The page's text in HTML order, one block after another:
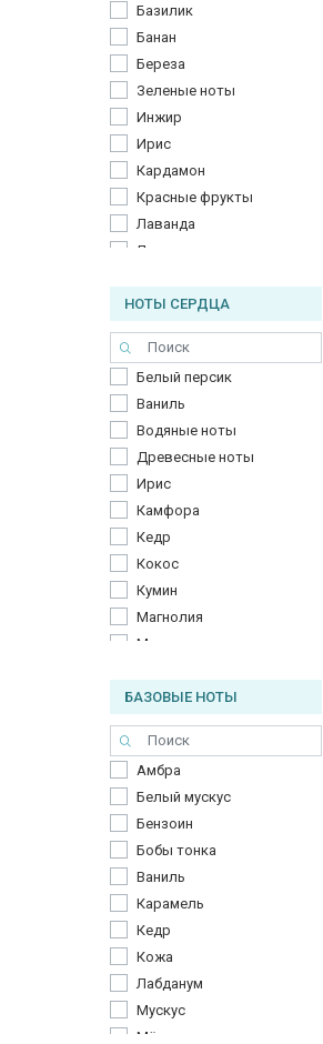
Базилик
Банан
Береза
Зеленые ноты
Инжир
Ирис
Кардамон
Красные фрукты
Лаванда
Лист томата
Персик
Роза
Розмарин
Розовый перец
Танжерин
Турецкая роза
Шафран
Эвкалипт
НОТЫ СЕРДЦА
Белый персик
Ваниль
Водяные ноты
Древесные ноты
Ирис
Камфора
Кедр
Кокос
Кумин
Магнолия
Малина
Мускатный орех
Мускатный шалфей
Нагармота
Роза
Уд
Фиалка
Чабрец
Черный перец
Эвкалипт
БАЗОВЫЕ НОТЫ
Амбра
Белый мускус
Бензоин
Бобы тонка
Ваниль
Карамель
Кедр
Кожа
Лабданум
Мускус
Мёд